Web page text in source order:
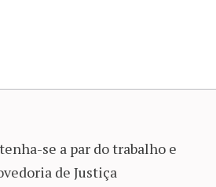
se a par do trabalho e
de Justiça